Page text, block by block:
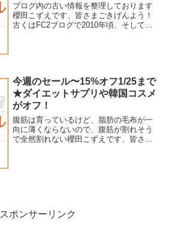
ブログ内の古い情報を整理しております
櫻田こずえです、皆さまごきげんよう！
古くはFC2ブログで2010年頃、そして
今週のセール〜15%オフ1/25まで
★ダイエットサプリや韓国コスメ
がオフ！
腹筋は育っているけど、脂肪の毛布が一
向に薄くならないので、腹筋が割れそう
で全然割れない櫻田こずえです、皆さま
スポンサーリンク